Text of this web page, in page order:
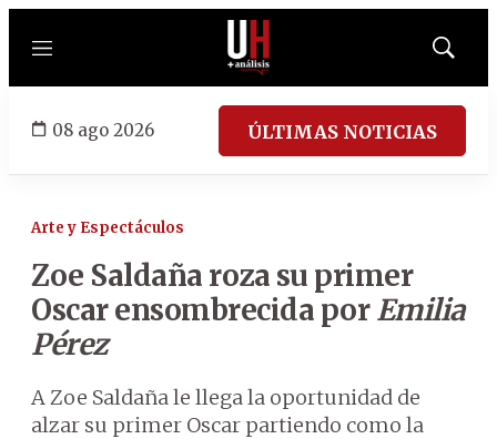
Menú
Mostrar
08 ago 2026 ÚLTIMAS NOTICIAS
Arte y Espectáculos
Zoe Saldaña roza su primer
Oscar ensombrecida porEmilia
Pérez
A Zoe Saldaña le llega la oportunidad de
alzar su primer Oscar partiendo como la